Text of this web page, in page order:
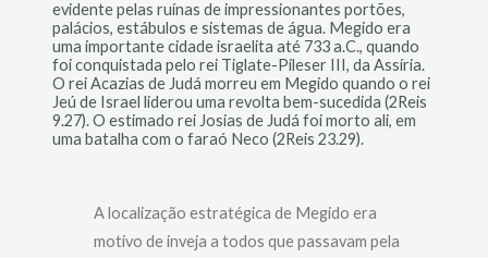
evidente pelas ruínas de impressionantes portões,
palácios, estábulos e sistemas de água. Megido era
uma importante cidade israelita até 733 a.C., quando
foi conquistada pelo rei Tiglate-Pileser III, da Assíria.
O rei Acazias de Judá morreu em Megido quando o rei
Jeú de Israel liderou uma revolta bem-sucedida (2Reis
9.27). O estimado rei Josias de Judá foi morto ali, em
uma batalha com o faraó Neco (2Reis 23.29).
A localização estratégica de Megido era
motivo de inveja a todos que passavam pela